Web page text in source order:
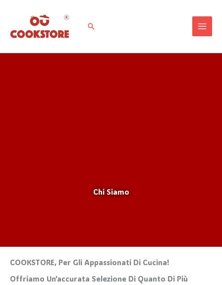
Contenuto
Cerca
Chi Siamo
COOKSTORE, Per Gli Appassionati Di Cucina!
Offriamo Un’accurata Selezione Di Quanto Di Più